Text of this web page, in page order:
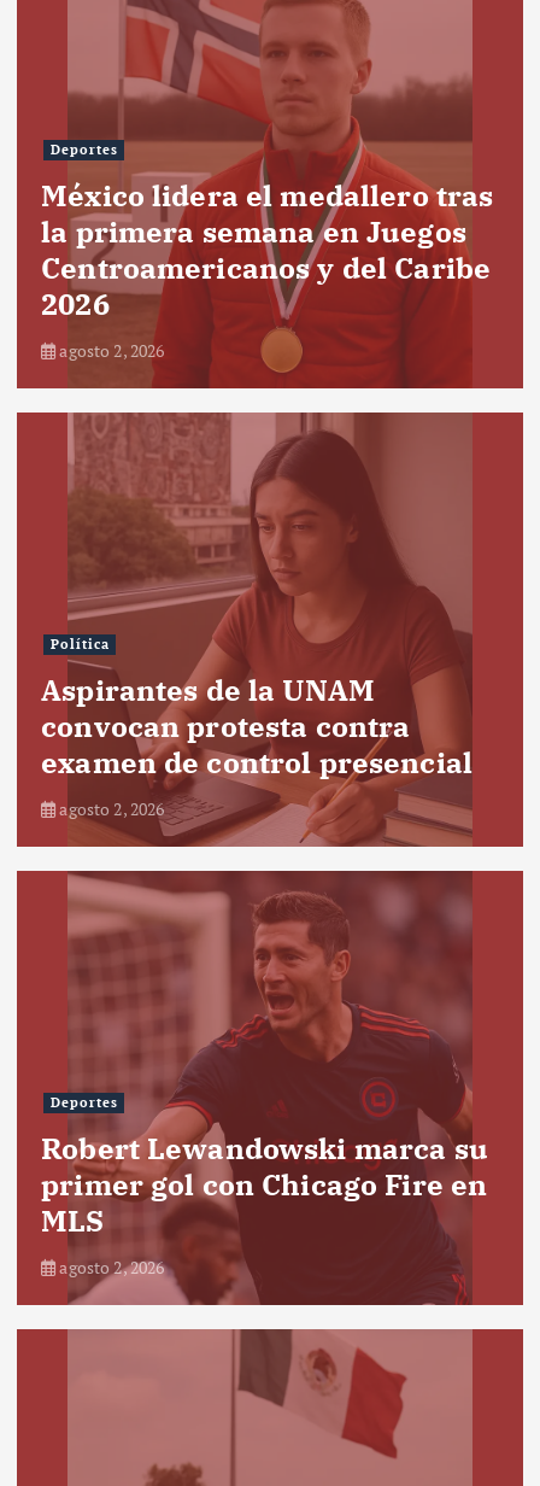
Deportes
México lidera el medallero tras
la primera semana en Juegos
Centroamericanos y del Caribe
2026
agosto 2, 2026
Política
Aspirantes de la UNAM
convocan protesta contra
examen de control presencial
agosto 2, 2026
Deportes
Robert Lewandowski marca su
primer gol con Chicago Fire en
MLS
agosto 2, 2026